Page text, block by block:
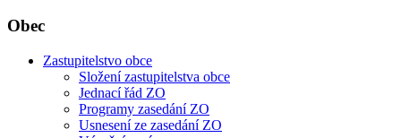
Obec
Zastupitelstvo obce
Složení zastupitelstva obce
Jednací řád ZO
Programy zasedání ZO
Usnesení ze zasedání ZO